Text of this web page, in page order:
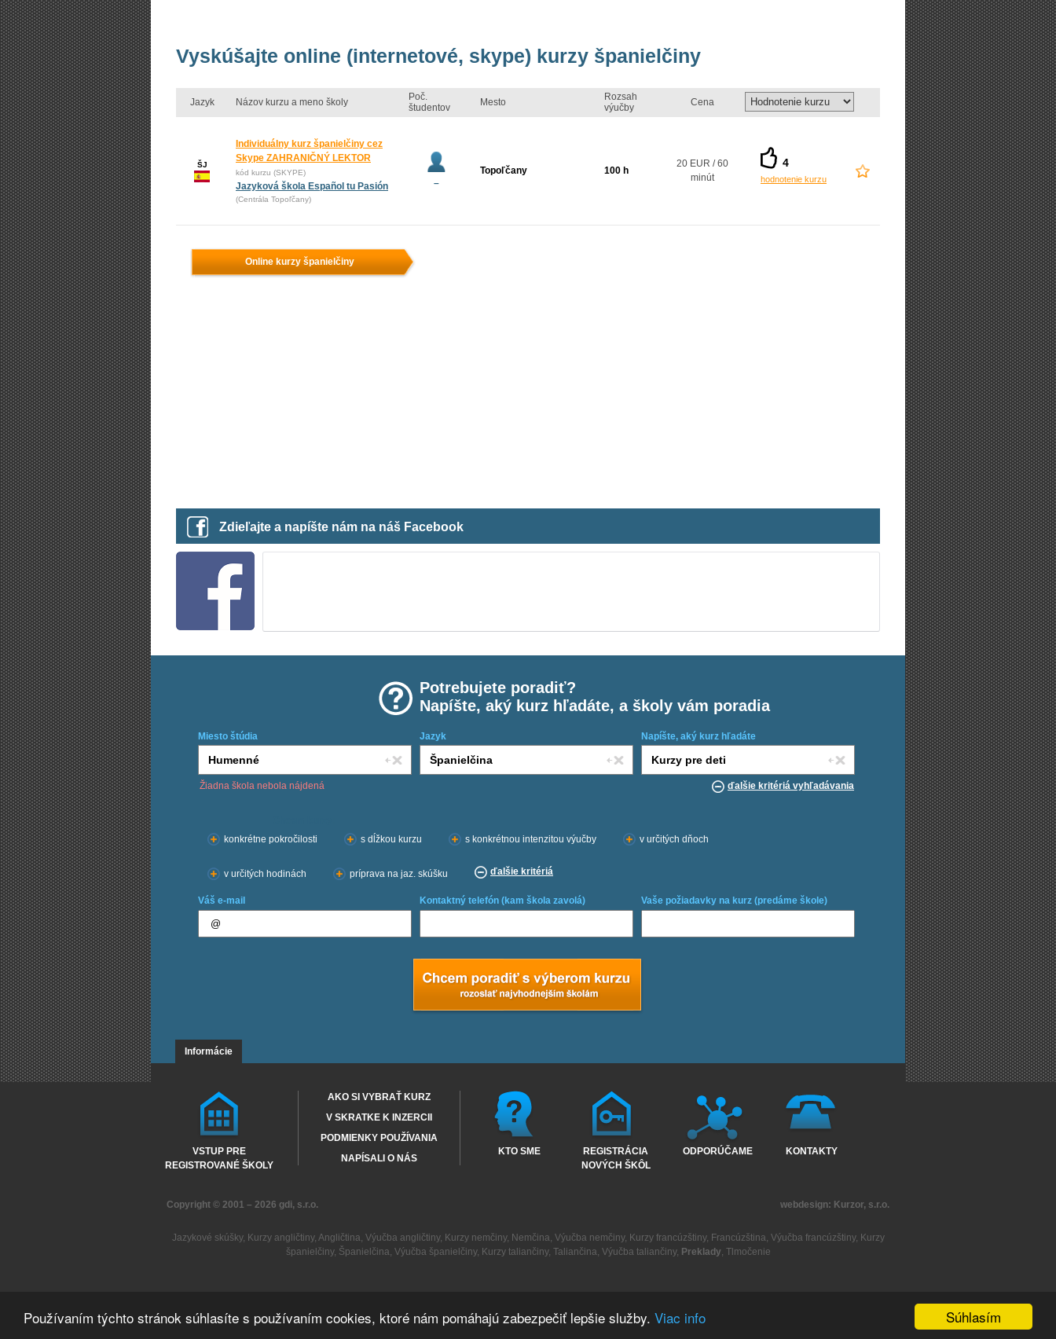
Súhlasím
Používaním týchto stránok súhlasíte s používaním cookies, ktoré nám pomáhajú zabezpečiť lepšie služby. Viac info
Vyskúšajte online (internetové, skype) kurzy španielčiny
Jazyk Názov kurzu a meno školy
Poč.
študentov
Mesto
Rozsah
výučby
Cena
ŠJ
Individuálny kurz španielčiny cez
Skype ZAHRANIČNÝ LEKTOR
kód kurzu (SKYPE)
Jazyková škola Español tu Pasión
(Centrála Topoľčany)
–
Topoľčany 100 h
20 EUR / 60
minút
4
hodnotenie kurzu
Online kurzy španielčiny
Zdieľajte a napíšte nám na náš Facebook
Potrebujete poradiť?
Napíšte, aký kurz hľadáte, a školy vám poradia
Miesto štúdia Jazyk Napíšte, aký kurz hľadáte
Žiadna škola nebola nájdená ďalšie kritériá vyhľadávania
konkrétne pokročilosti
s dĺžkou kurzu s konkrétnou intenzitou výučby v určitých dňoch
v určitých hodinách príprava na jaz. skúšku ďalšie kritériá
Váš e-mail Kontaktný telefón (kam škola zavolá) Vaše požiadavky na kurz (predáme škole)
Informácie
VSTUP PRE
REGISTROVANÉ ŠKOLY
AKO SI VYBRAŤ KURZ
V SKRATKE K INZERCII
PODMIENKY POUŽÍVANIA
NAPÍSALI O NÁS
KTO SME
REGISTRÁCIA
NOVÝCH ŠKÔL
ODPORÚČAME KONTAKTY
Copyright © 2001 – 2026 gdi, s.r.o. webdesign: Kurzor, s.r.o.
Jazykové skúšky, Kurzy angličtiny, Angličtina, Výučba angličtiny, Kurzy nemčiny, Nemčina, Výučba nemčiny, Kurzy francúzštiny, Francúzština, Výučba francúzštiny, Kurzy
španielčiny, Španielčina, Výučba španielčiny, Kurzy taliančiny, Taliančina, Výučba taliančiny, Preklady, Tlmočenie